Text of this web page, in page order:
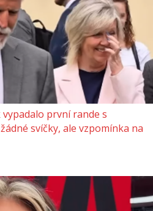
první rande s
svíčky, ale vzpomínka na